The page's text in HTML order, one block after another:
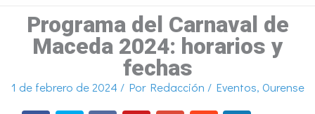
Programa del Carnaval de
Maceda 2024: horarios y
fechas
1 de febrero de 2024 / Por Redacción / Eventos, Ourense